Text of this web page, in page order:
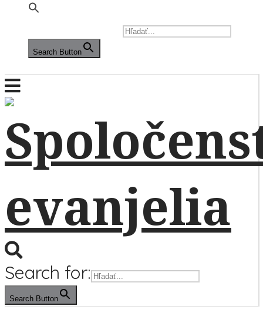
Search Button
Search for:
Search Button